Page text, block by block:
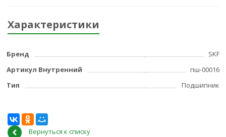
Характеристики
Бренд
SKF
Артикул Внутренний
пш-00016
Тип
Подшипник
Вернуться к списку